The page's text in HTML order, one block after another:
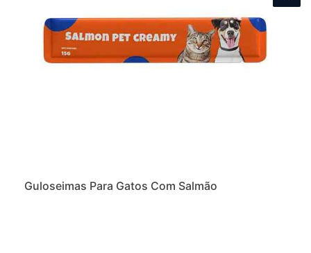
Guloseimas Para Gatos Com Salmão